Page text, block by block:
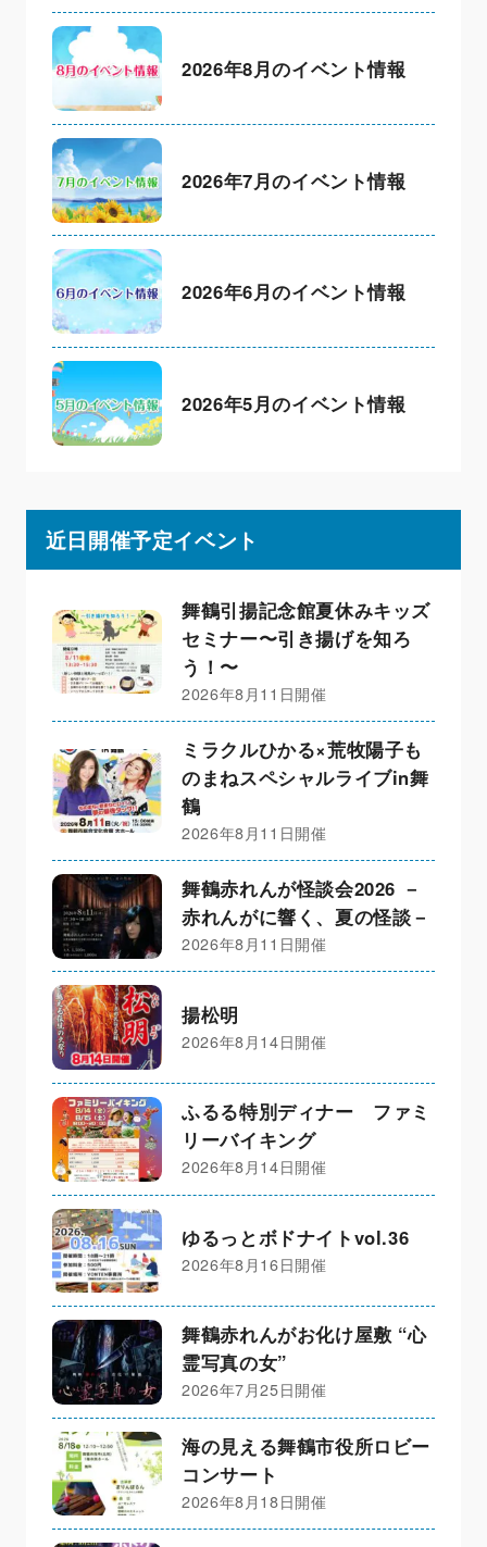
2026年8月のイベント情報
2026年7月のイベント情報
2026年6月のイベント情報
2026年5月のイベント情報
近日開催予定イベント
舞鶴引揚記念館夏休みキッズ
セミナー〜引き揚げを知ろ
う！〜
2026年8月11日開催
ミラクルひかる×荒牧陽子も
のまねスペシャルライブin舞
鶴
2026年8月11日開催
舞鶴赤れんが怪談会2026 －
赤れんがに響く、夏の怪談－
2026年8月11日開催
揚松明
2026年8月14日開催
ふるる特別ディナー ファミ
リーバイキング
2026年8月14日開催
ゆるっとボドナイトvol.36
2026年8月16日開催
舞鶴赤れんがお化け屋敷 “心
霊写真の女”
2026年7月25日開催
海の見える舞鶴市役所ロビー
コンサート
2026年8月18日開催